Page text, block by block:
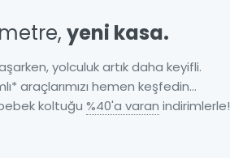
yeni kasa.
yolculuk artık daha keyifli.
araçlarımızı hemen keşfedin...
koltuğu %40'a varan indirimlerle!